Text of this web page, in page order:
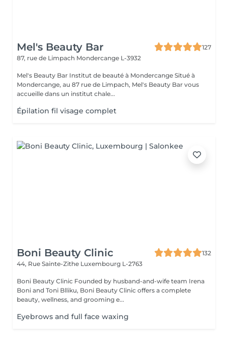
Mel's Beauty Bar
127
87, rue de Limpach Mondercange L-3932
Mel's Beauty Bar Institut de beauté à Mondercange Situé à
Mondercange, au 87 rue de Limpach, Mel's Beauty Bar vous
accueille dans un institut chale...
Épilation fil visage complet
Boni Beauty Clinic
132
44, Rue Sainte-Zithe Luxembourg L-2763
Boni Beauty Clinic Founded by husband-and-wife team Irena
Boni and Toni Blliku, Boni Beauty Clinic offers a complete
beauty, wellness, and grooming e...
Eyebrows and full face waxing